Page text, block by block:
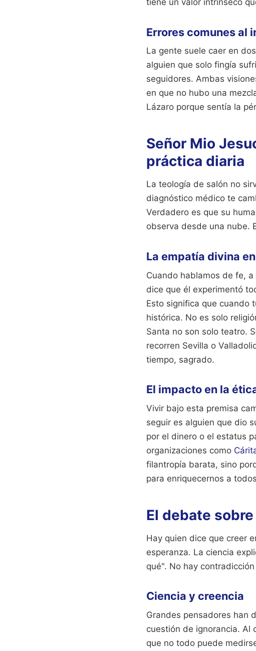
tiene un valor intrínseco
Errores comunes al
La gente suele caer en
alguien que solo fingía
seguidores. Ambas
en que no hubo una
Lázaro porque sentía la
Señor Mio
práctica diaria
La teología de salón no
diagnóstico médico te
Verdadero es que su
observa desde una nube.
La empatía divina
Cuando hablamos de fe,
dice que él experimentó
Esto significa que cuando
histórica. No es solo
Santa no son solo teatro.
recorren Sevilla o
tiempo, sagrado.
El impacto en la
Vivir bajo esta premisa
seguir es alguien que dio
por el dinero o el estatus
organizaciones como
filantropía barata, sino
para enriquecernos a
El debate
Hay quien dice que creer
esperanza. La ciencia
qué". No hay
Ciencia y creencia
Grandes pensadores han
cuestión de ignorancia. Al
que no todo puede